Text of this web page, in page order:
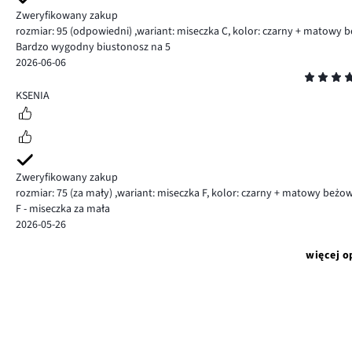
Zweryfikowany zakup
rozmiar: 95 (odpowiedni) ,wariant: miseczka C, kolor: czarny + matowy
Bardzo wygodny biustonosz na 5
2026-06-06
5
KSENIA
Zweryfikowany zakup
rozmiar: 75 (za mały) ,wariant: miseczka F, kolor: czarny + matowy
F - miseczka za mała
2026-05-26
więcej